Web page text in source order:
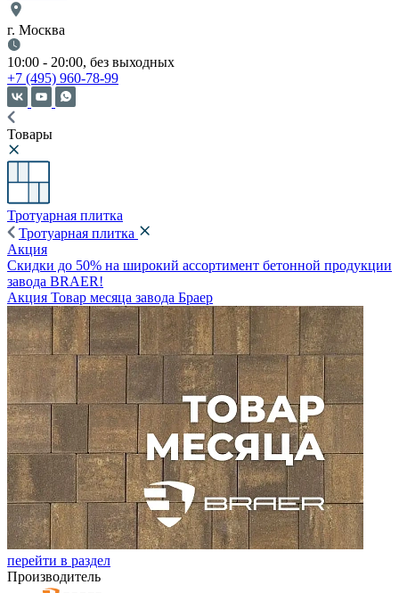
г. Москва
10:00 - 20:00, без выходных
+7 (495) 960-78-99
Товары
Тротуарная плитка
Тротуарная плитка
Акция
Скидки до 50% на широкий ассортимент бетонной продукции
завода BRAER!
Акция Товар месяца завода Браер
перейти в раздел
Производитель